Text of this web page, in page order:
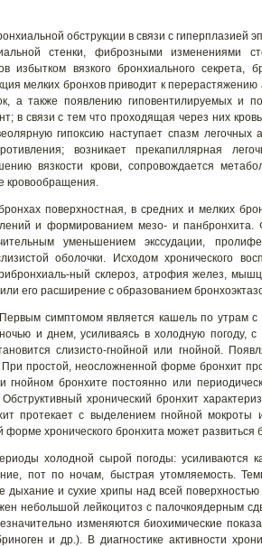
обструкции в связи с гиперплазией
стенки, фиброзными изменениями
избытком вязкого бронхиального секрета,
мелких бронхов приводит к
а также появлению гиповентилируемых и
в связи с тем что проходящая через них кровь
гипоксию наступает спазм
возникает прекапиллярная
вязкости крови, сопровождается
кровообращения.
поверхностная, в средних и мелких
и формированием мезо- и панбронхита.
уменьшением экссудации,
оболочки. Исходом хронического
ный склероз, атрофия желез,
его расширение с образованием
симптомом является кашель по утрам с
и днем, усиливаясь в холодную погоду, с
слизисто-гнойной или гнойной.
простой, неосложненной форме бронхит
бронхите постоянно или
хронический бронхит
протекает с выделением гнойной мокроты
хронического бронхита может развиться
холодной сырой погоды: усиливаются
пот по ночам, быстрая утомляемость.
дыхание и сухие хрипы над всей
небольшой лейкоцитоз с палочкоядерным
изменяются биохимические
и др.). В диагностике активности